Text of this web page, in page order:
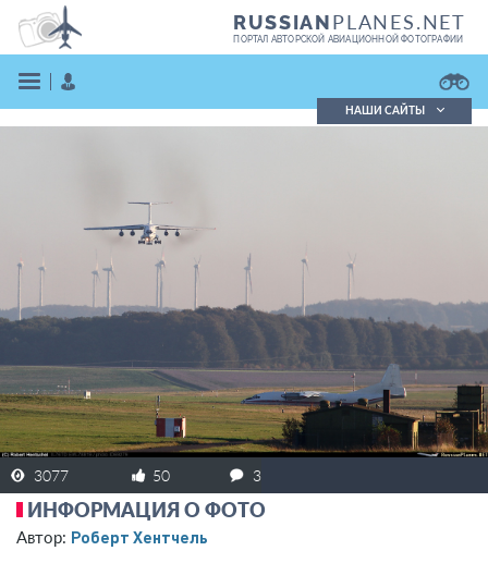
RUSSIANPLANES.NET
ПОРТАЛ АВТОРСКОЙ АВИАЦИОННОЙ ФОТОГРАФИИ
ВОЙТИ
ЗАРЕГИСТРИРОВАТЬСЯ
НАШИ САЙТЫ
3077 50 3
ИНФОРМАЦИЯ О ФОТО
Автор: Роберт Хентчель